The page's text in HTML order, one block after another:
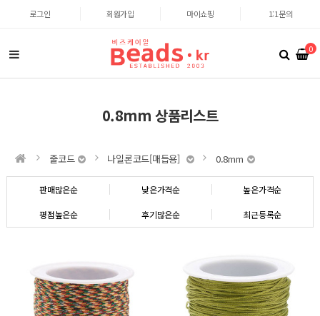
로그인 회원가입 마이쇼핑 1:1문의
0
0.8mm 상품리스트
줄코드 나일론코드[매듭용] 0.8mm
판매많은순 낮은가격순 높은가격순
평점높은순 후기많은순 최근등록순